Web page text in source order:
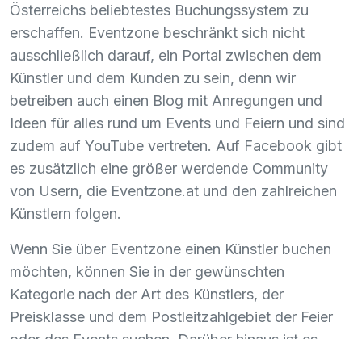
Österreichs beliebtestes Buchungssystem zu
erschaffen. Eventzone beschränkt sich nicht
ausschließlich darauf, ein Portal zwischen dem
Künstler und dem Kunden zu sein, denn wir
betreiben auch einen Blog mit Anregungen und
Ideen für alles rund um Events und Feiern und sind
zudem auf YouTube vertreten. Auf Facebook gibt
es zusätzlich eine größer werdende Community
von Usern, die Eventzone.at und den zahlreichen
Künstlern folgen.
Wenn Sie über Eventzone einen Künstler buchen
möchten, können Sie in der gewünschten
Kategorie nach der Art des Künstlers, der
Preisklasse und dem Postleitzahlgebiet der Feier